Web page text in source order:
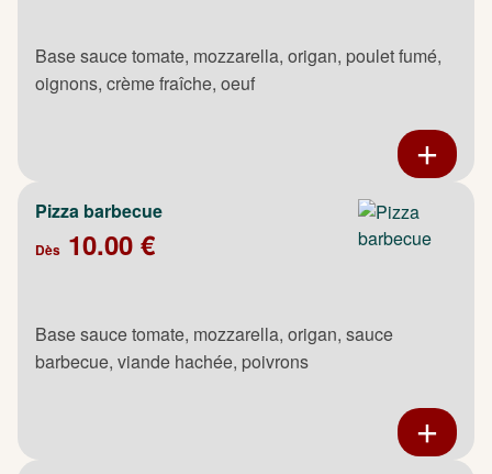
Base sauce tomate, mozzarella, origan, poulet fumé,
oignons, crème fraîche, oeuf
Pizza barbecue
Dès 10.00 €
Base sauce tomate, mozzarella, origan, sauce
barbecue, viande hachée, poivrons